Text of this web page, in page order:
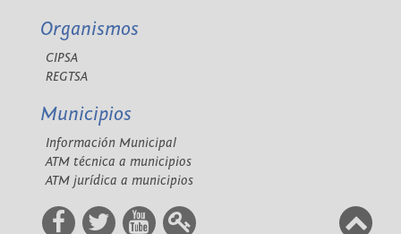
Organismos
CIPSA
REGTSA
Municipios
Información Municipal
ATM técnica a municipios
ATM jurídica a municipios